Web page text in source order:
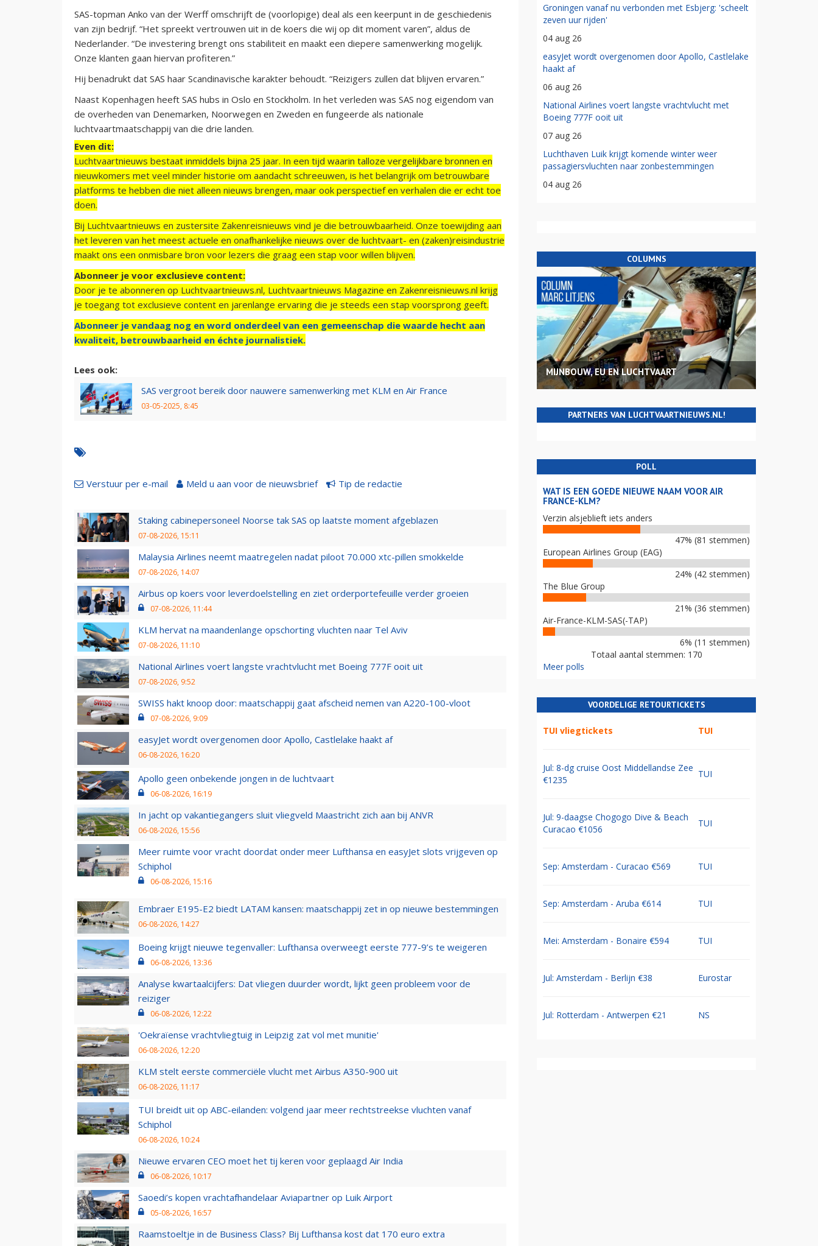
SAS-topman Anko van der Werff omschrijft de (voorlopige) deal als een keerpunt in de geschiedenis
van zijn bedrijf. “Het spreekt vertrouwen uit in de koers die wij op dit moment varen”, aldus de
Nederlander. “De investering brengt ons stabiliteit en maakt een diepere samenwerking mogelijk.
Onze klanten gaan hiervan profiteren.”
Hij benadrukt dat SAS haar Scandinavische karakter behoudt. “Reizigers zullen dat blijven ervaren.”
Naast Kopenhagen heeft SAS hubs in Oslo en Stockholm. In het verleden was SAS nog eigendom van
de overheden van Denemarken, Noorwegen en Zweden en fungeerde als nationale
luchtvaartmaatschappij van die drie landen.
Even dit:
Luchtvaartnieuws bestaat inmiddels bijna 25 jaar. In een tijd waarin talloze vergelijkbare bronnen en
nieuwkomers met veel minder historie om aandacht schreeuwen, is het belangrijk om betrouwbare
platforms te hebben die niet alleen nieuws brengen, maar ook perspectief en verhalen die er echt toe
doen.
Bij Luchtvaartnieuws en zustersite Zakenreisnieuws vind je die betrouwbaarheid. Onze toewijding aan
het leveren van het meest actuele en onafhankelijke nieuws over de luchtvaart- en (zaken)reisindustrie
maakt ons een onmisbare bron voor lezers die graag een stap voor willen blijven.
Abonneer je voor exclusieve content:
Door je te abonneren op Luchtvaartnieuws.nl, Luchtvaartnieuws Magazine en Zakenreisnieuws.nl krijg
je toegang tot exclusieve content en jarenlange ervaring die je steeds een stap voorsprong geeft.
Abonneer je vandaag nog en word onderdeel van een gemeenschap die waarde hecht aan
kwaliteit, betrouwbaarheid en échte journalistiek.
Lees ook:
SAS vergroot bereik door nauwere samenwerking met KLM en Air France
03-05-2025, 8:45
Verstuur per e-mail Meld u aan voor de nieuwsbrief Tip de redactie
Staking cabinepersoneel Noorse tak SAS op laatste moment afgeblazen
07-08-2026, 15:11
Malaysia Airlines neemt maatregelen nadat piloot 70.000 xtc-pillen smokkelde
07-08-2026, 14:07
Airbus op koers voor leverdoelstelling en ziet orderportefeuille verder groeien
07-08-2026, 11:44
KLM hervat na maandenlange opschorting vluchten naar Tel Aviv
07-08-2026, 11:10
National Airlines voert langste vrachtvlucht met Boeing 777F ooit uit
07-08-2026, 9:52
SWISS hakt knoop door: maatschappij gaat afscheid nemen van A220-100-vloot
07-08-2026, 9:09
easyJet wordt overgenomen door Apollo, Castlelake haakt af
06-08-2026, 16:20
Apollo geen onbekende jongen in de luchtvaart
06-08-2026, 16:19
In jacht op vakantiegangers sluit vliegveld Maastricht zich aan bij ANVR
06-08-2026, 15:56
Meer ruimte voor vracht doordat onder meer Lufthansa en easyJet slots vrijgeven op
Schiphol
06-08-2026, 15:16
Embraer E195-E2 biedt LATAM kansen: maatschappij zet in op nieuwe bestemmingen
06-08-2026, 14:27
Boeing krijgt nieuwe tegenvaller: Lufthansa overweegt eerste 777-9’s te weigeren
06-08-2026, 13:36
Analyse kwartaalcijfers: Dat vliegen duurder wordt, lijkt geen probleem voor de
reiziger
06-08-2026, 12:22
'Oekraïense vrachtvliegtuig in Leipzig zat vol met munitie'
06-08-2026, 12:20
KLM stelt eerste commerciële vlucht met Airbus A350-900 uit
06-08-2026, 11:17
TUI breidt uit op ABC-eilanden: volgend jaar meer rechtstreekse vluchten vanaf
Schiphol
06-08-2026, 10:24
Nieuwe ervaren CEO moet het tij keren voor geplaagd Air India
06-08-2026, 10:17
Saoedi’s kopen vrachtafhandelaar Aviapartner op Luik Airport
05-08-2026, 16:57
Raamstoeltje in de Business Class? Bij Lufthansa kost dat 170 euro extra
Groningen vanaf nu verbonden met Esbjerg: 'scheelt
zeven uur rijden'
04 aug 26
easyJet wordt overgenomen door Apollo, Castlelake
haakt af
06 aug 26
National Airlines voert langste vrachtvlucht met
Boeing 777F ooit uit
07 aug 26
Luchthaven Luik krijgt komende winter weer
passagiersvluchten naar zonbestemmingen
04 aug 26
COLUMNS
MIJNBOUW, EU EN LUCHTVAART
PARTNERS VAN LUCHTVAARTNIEUWS.NL!
POLL
WAT IS EEN GOEDE NIEUWE NAAM VOOR AIR
FRANCE-KLM?
Verzin alsjeblieft iets anders
47% (81 stemmen)
European Airlines Group (EAG)
24% (42 stemmen)
The Blue Group
21% (36 stemmen)
Air-France-KLM-SAS(-TAP)
6% (11 stemmen)
Totaal aantal stemmen: 170
Meer polls
VOORDELIGE RETOURTICKETS
TUI vliegtickets TUI
Jul: 8-dg cruise Oost Middellandse Zee
€1235
TUI
Jul: 9-daagse Chogogo Dive & Beach
Curacao €1056
TUI
Sep: Amsterdam - Curacao €569 TUI
Sep: Amsterdam - Aruba €614 TUI
Mei: Amsterdam - Bonaire €594 TUI
Jul: Amsterdam - Berlijn €38 Eurostar
Jul: Rotterdam - Antwerpen €21 NS